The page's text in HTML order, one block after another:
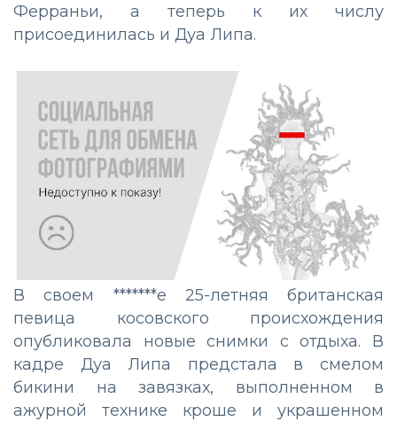
Ферраньи, а теперь к их числу
присоединилась и Дуа Липа.
В своем *******е 25-летняя британская
певица косовского происхождения
опубликовала новые снимки с отдыха. В
кадре Дуа Липа предстала в смелом
бикини на завязках, выполненном в
ажурной технике кроше и украшенном